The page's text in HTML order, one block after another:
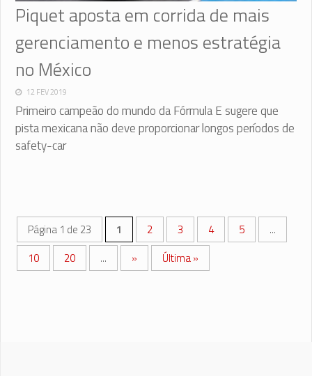
Piquet aposta em corrida de mais
gerenciamento e menos estratégia
no México
12 FEV 2019
Primeiro campeão do mundo da Fórmula E sugere que
pista mexicana não deve proporcionar longos períodos de
safety-car
Página 1 de 23 1 2 3 4 5
...
10
20 ... » Última »